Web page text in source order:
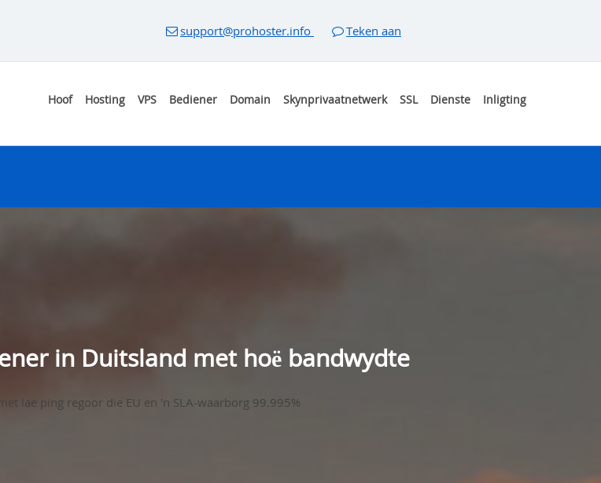
support@prohoster.info Teken aan
Hoof Hosting VPS Bediener Domain Skynprivaatnetwerk SSL Dienste Inligting
in Duitsland met hoë bandwydte
lae ping regoor die EU en 'n SLA-waarborg 99.995%